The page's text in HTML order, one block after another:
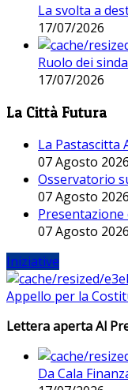
La svolta a
17/07/2026
Ruolo dei
17/07/2026
La Città Futura
La Pastascitta
07 Agosto 2026
Osservatorio
07 Agosto 2026
07 Agosto 2026
Iniziative
Appello per la
Lettera aperta Al
Da Cala